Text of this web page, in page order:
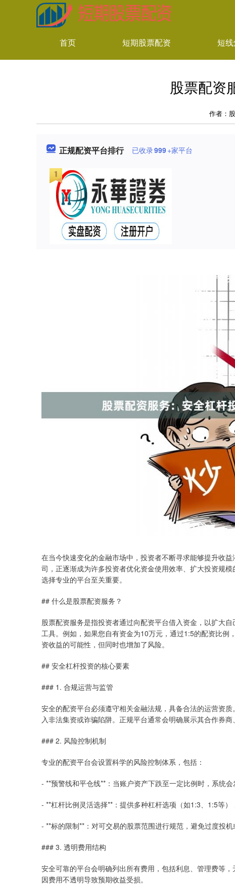
首页 短期股票配资 短
股票配资
作者：
正规配资平台排行 已收录999+家平台
在当今快速变化的金融市场中，投资者不断寻求能够提升收
司，正逐渐成为许多投资者优化资金使用效率、扩大投资规
选择专业的平台至关重要。
## 什么是股票配资服务？
股票配资服务是指投资者通过向配资平台借入资金，以扩大
工具。例如，如果您自有资金为10万元，通过1:5的配资比
资收益的可能性，但同时也增加了风险。
## 安全杠杆投资的核心要素
### 1. 合规运营与监管
安全的配资平台必须遵守相关金融法规，具备合法的运营资
入非法集资或诈骗陷阱。正规平台通常会明确展示其合作券
### 2. 风险控制机制
专业的配资平台会设置科学的风险控制体系，包括：
- **预警线和平仓线**：当账户资产下跌至一定比例时，系统
- **杠杆比例灵活选择**：提供多种杠杆选项（如1:3、1:5等）
- **标的限制**：对可交易的股票范围进行规范，避免过度投机
### 3. 透明费用结构
安全可靠的平台会明确列出所有费用，包括利息、管理费等
因费用不透明导致预期收益受损。